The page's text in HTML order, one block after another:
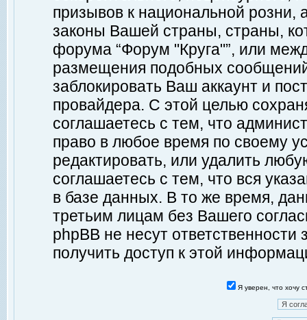
призывов к национальной
законы Вашей страны, страны,
форума “Форум "Круга"”, или
размещения подобных
заблокировать Ваш аккаунт и
провайдера. С этой целью
соглашаетесь с тем, что
право в любое время по своему
редактировать, или удалить
соглашаетесь с тем, что вся
в базе данных. В то же время,
третьим лицам без Вашего
phpBB не несут ответственности
получить доступ к этой
Я уверен, что хочу